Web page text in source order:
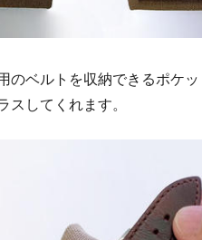
のベルトを収納できるポケ
スしてくれます。